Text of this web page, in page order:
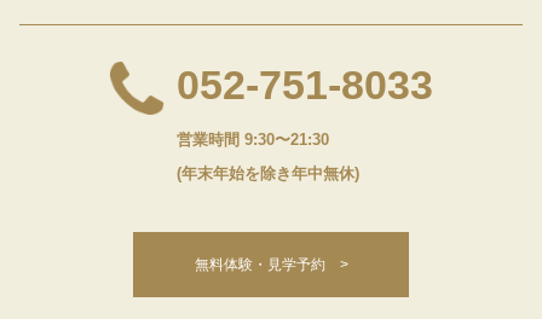
052-751-8033
営業時間 9:30〜21:30
(年末年始を除き年中無休)
無料体験・見学予約 >